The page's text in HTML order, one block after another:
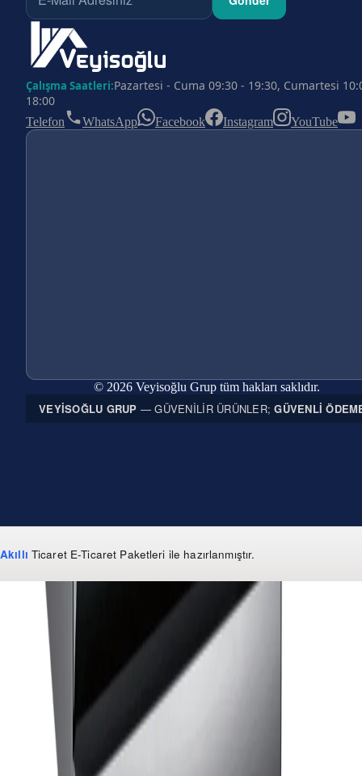
Çalışma Saatleri:Pazartesi - Cuma 09:30 - 19:30, Cumartesi
18:00
Telefon WhatsApp Facebook Instagram YouTube
© 2026 Veyisoğlu Grup tüm hakları saklıdır.
VEYISOĞLU GRUP — GÜVENILIR ÜRÜNLER;GÜVENLI
Akıllı Ticaret E-Ticaret Paketleri ile hazırlanmıştır.
WhatsApp
0 850 303 99 73